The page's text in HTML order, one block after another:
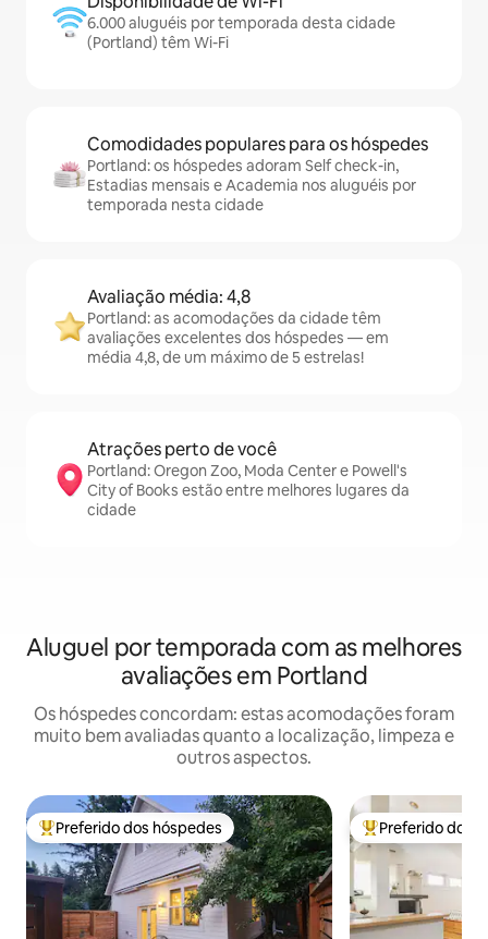
6.000 aluguéis por temporada desta cidade
(Portland) têm Wi-Fi
Comodidades populares para os hóspedes
Portland: os hóspedes adoram Self check-in,
Estadias mensais e Academia nos aluguéis por
temporada nesta cidade
Avaliação média: 4,8
Portland: as acomodações da cidade têm
avaliações excelentes dos hóspedes — em
média 4,8, de um máximo de 5 estrelas!
Atrações perto de você
Portland: Oregon Zoo, Moda Center e Powell's
City of Books estão entre melhores lugares da
cidade
Aluguel por temporada com as melhores
avaliações em Portland
Os hóspedes concordam: estas acomodações foram
muito bem avaliadas quanto a localização, limpeza e
outros aspectos.
Entre os melhores preferidos dos hóspedes
Preferido dos hóspedes Entre os
Preferido dos